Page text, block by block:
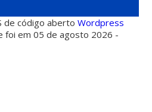
de código abertoWordpress
foi em 05 de agosto 2026 -